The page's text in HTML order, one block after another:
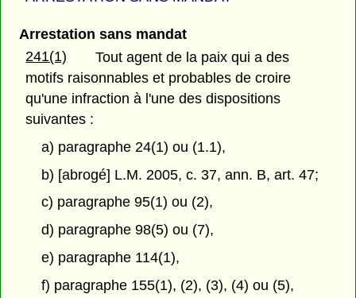
Arrestation sans mandat
241(1)
Tout agent de la paix qui a des
motifs raisonnables et probables de croire
qu'une infraction à l'une des dispositions
suivantes :
a) paragraphe 24(1) ou (1.1),
b) [abrogé] L.M. 2005, c. 37, ann. B, art. 47;
c) paragraphe 95(1) ou (2),
d) paragraphe 98(5) ou (7),
e) paragraphe 114(1),
f) paragraphe 155(1), (2), (3), (4) ou (5),